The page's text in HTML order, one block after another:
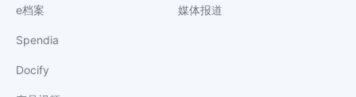
e档案
Spendia
Docify
媒体报道